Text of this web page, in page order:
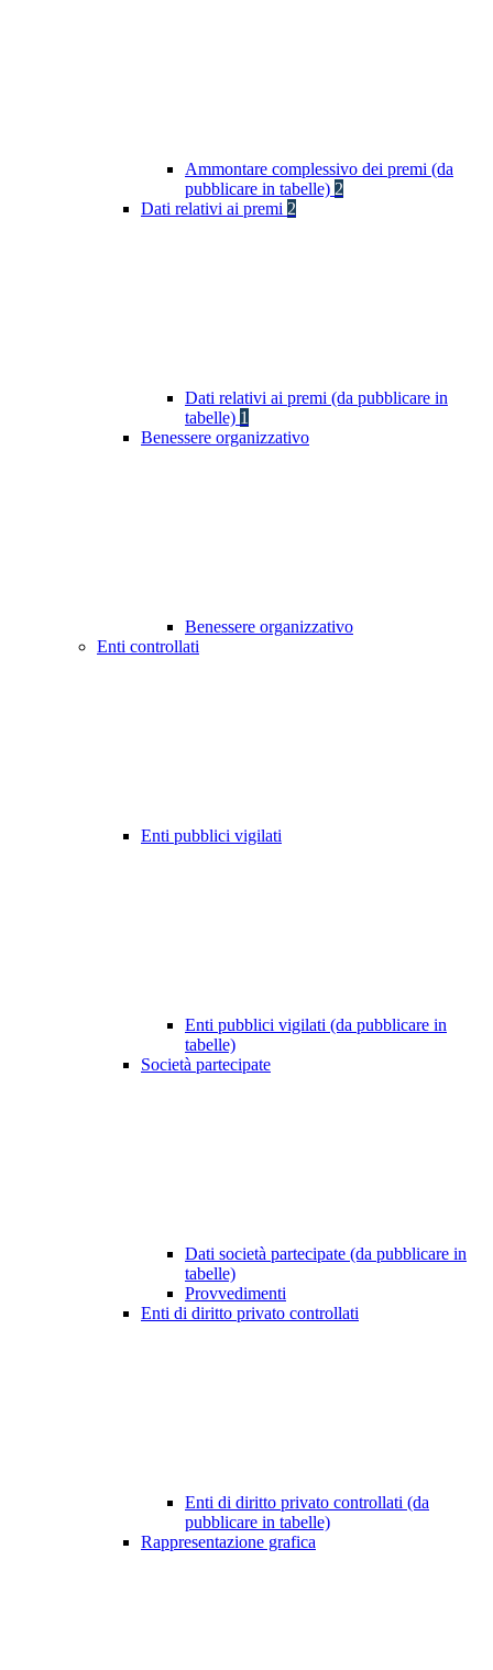
Ammontare complessivo dei premi (da
pubblicare in tabelle) 2
Dati relativi ai premi 2
Dati relativi ai premi (da pubblicare in
tabelle) 1
Benessere organizzativo
Benessere organizzativo
Enti controllati
Enti pubblici vigilati
Enti pubblici vigilati (da pubblicare in
tabelle)
Società partecipate
Dati società partecipate (da pubblicare in
tabelle)
Provvedimenti
Enti di diritto privato controllati
Enti di diritto privato controllati (da
pubblicare in tabelle)
Rappresentazione grafica